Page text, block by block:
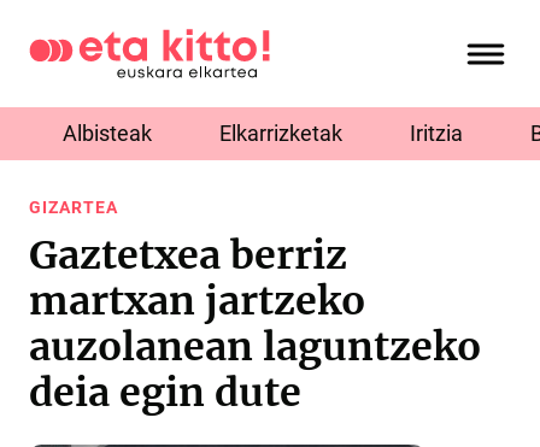
Albisteak Elkarrizketak Iritzia
GIZARTEA
Gaztetxea berriz
martxan jartzeko
auzolanean laguntzeko
deia egin dute